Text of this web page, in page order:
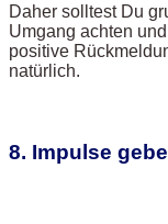
Daher solltest Du
Umgang achten
positive
natürlich.
8. Impulse